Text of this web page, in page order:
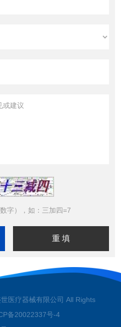
字），如：三加四=7
医疗器械有限公司 All Rights
备20022337号-4